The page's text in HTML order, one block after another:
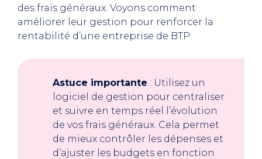
des frais généraux. Voyons comment
améliorer leur gestion pour renforcer la
rentabilité d’une entreprise de BTP.
Astuce importante : Utilisez un
logiciel de gestion pour centraliser
et suivre en temps réel l’évolution
de vos frais généraux. Cela permet
de mieux contrôler les dépenses et
d’ajuster les budgets en fonction